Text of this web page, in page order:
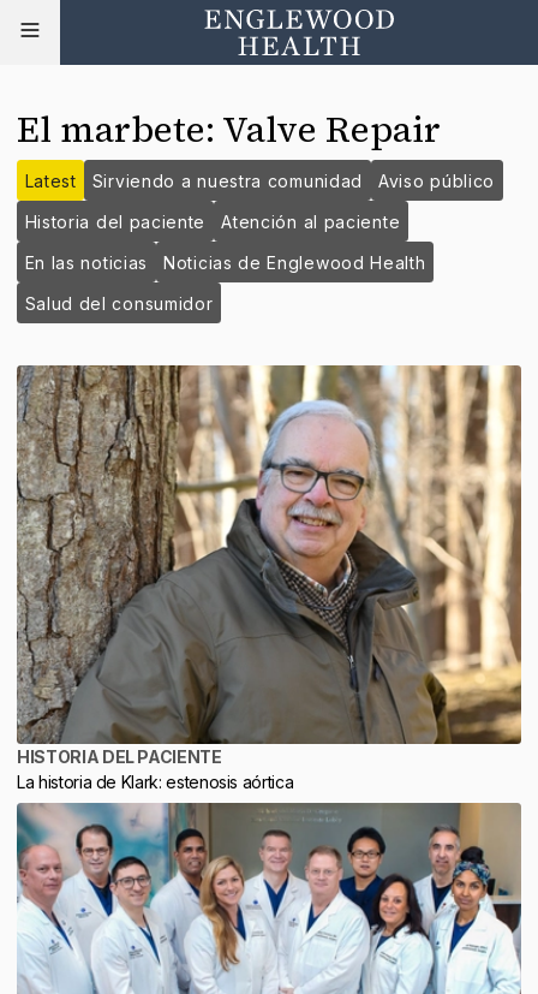
El marbete: Valve Repair
Latest Sirviendo a nuestra comunidad
Aviso público
Historia del paciente
Atención al paciente
En las noticias
Noticias de Englewood Health
Salud del consumidor
HISTORIA DEL PACIENTE
La historia de Klark: estenosis aórtica